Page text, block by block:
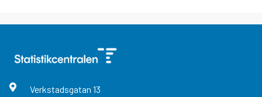
Verkstadsgatan 13